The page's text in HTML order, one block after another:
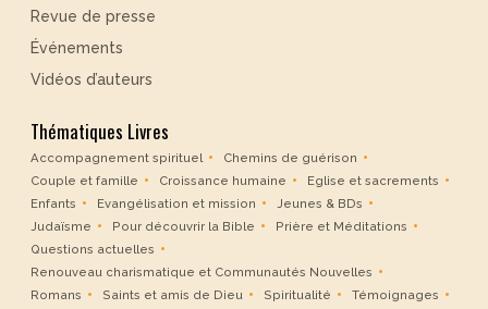
Revue de presse
Événements
Vidéos d’auteurs
Thématiques Livres
Accompagnement spirituel
Chemins de guérison
Couple et famille
Croissance humaine
Eglise et sacrements
Enfants
Evangélisation et mission
Jeunes & BDs
Judaïsme
Pour découvrir la Bible
Prière et Méditations
Questions actuelles
Renouveau charismatique et Communautés Nouvelles
Romans
Saints et amis de Dieu Spiritualité
Témoignages